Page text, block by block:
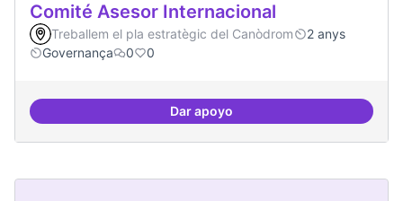
Comité Asesor Internacional
Treballem el pla estratègic del Canòdrom
2 anys
Governança
0 0
Dar apoyoComité Asesor Internacional